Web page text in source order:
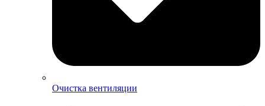
Очистка вентиляции